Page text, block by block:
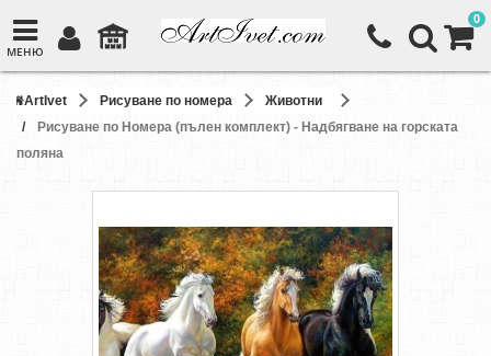
МЕНЮ
0
ArtIvet Рисуване по номера
Животни
Рисуване по Номера (пълен комплект) - Надбягване на горската
поляна